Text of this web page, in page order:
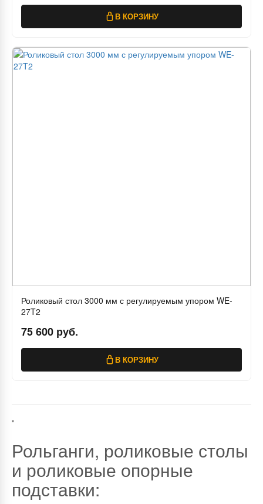
В КОРЗИНУ
Роликовый стол 3000 мм с регулируемым упором WE-
27T2
75 600 руб.
В КОРЗИНУ
"
Рольганги, роликовые столы
и роликовые опорные
подставки: